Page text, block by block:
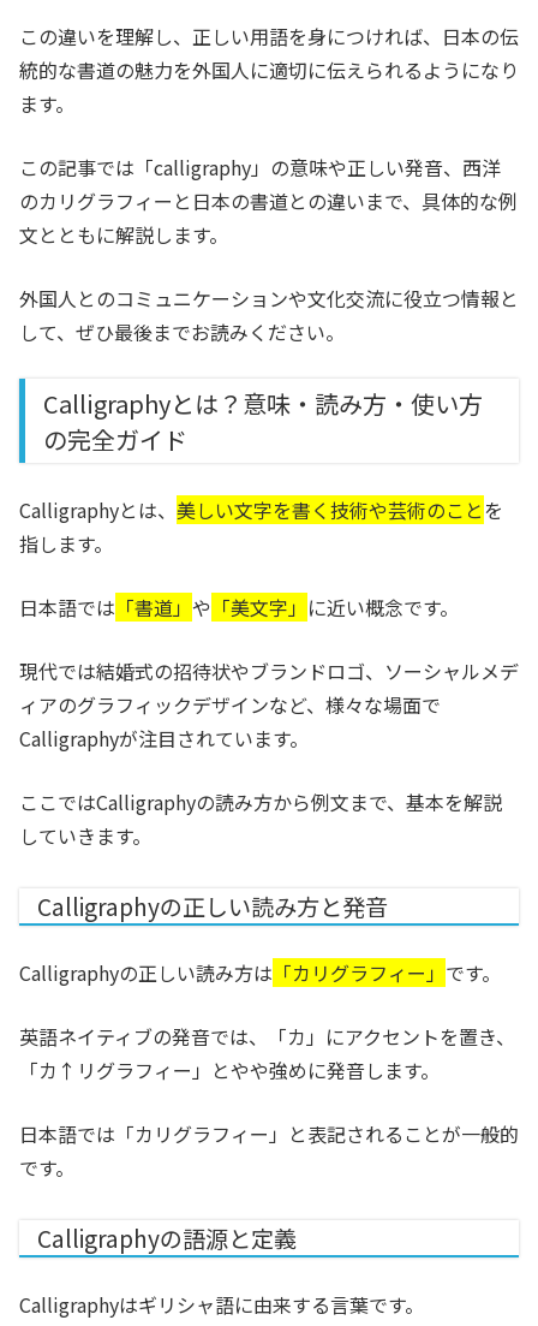
この違いを理解し、正しい用語を身につければ、日本の伝
統的な書道の魅力を外国人に適切に伝えられるようになり
ます。
この記事では「calligraphy」の意味や正しい発音、西洋
のカリグラフィーと日本の書道との違いまで、具体的な例
文とともに解説します。
外国人とのコミュニケーションや文化交流に役立つ情報と
して、ぜひ最後までお読みください。
Calligraphyとは？意味・読み方・使い方
の完全ガイド
Calligraphyとは、 美しい文字を書く技術や芸術のことを
指します。
日本語では 「書道」 や 「美文字」 に近い概念です。
現代では結婚式の招待状やブランドロゴ、ソーシャルメデ
ィアのグラフィックデザインなど、様々な場面で
Calligraphyが注目されています。
ここではCalligraphyの読み方から例文まで、基本を解説
していきます。
Calligraphyの正しい読み方と発音
Calligraphyの正しい読み方は 「カリグラフィー」 です。
英語ネイティブの発音では、「カ」にアクセントを置き、
「カ↑リグラフィー」とやや強めに発音します。
日本語では「カリグラフィー」と表記されることが一般的
です。
Calligraphyの語源と定義
Calligraphyはギリシャ語に由来する言葉です。